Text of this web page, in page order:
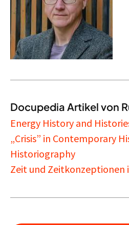
Docupedia Artikel von
Energy History and
„Crisis” in Contemporary
Historiography
Zeit und Zeitkonzeptionen